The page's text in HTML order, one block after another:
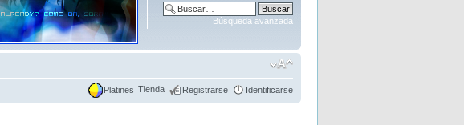
Búsqueda avanzada
Platines Tienda Registrarse Identificarse